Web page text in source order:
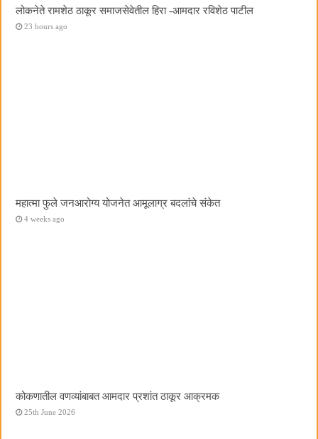
लोकनेते रामशेठ ठाकूर समाजसेवेतील हिरा -आमदार रविशेठ पाटील
23 hours ago
महात्मा फुले जनआरोग्य योजनेत आमूलाग्र बदलांचे संकेत
4 weeks ago
कोकणातील वणव्यांबाबत आमदार प्रशांत ठाकूर आक्रमक
25th June 2026